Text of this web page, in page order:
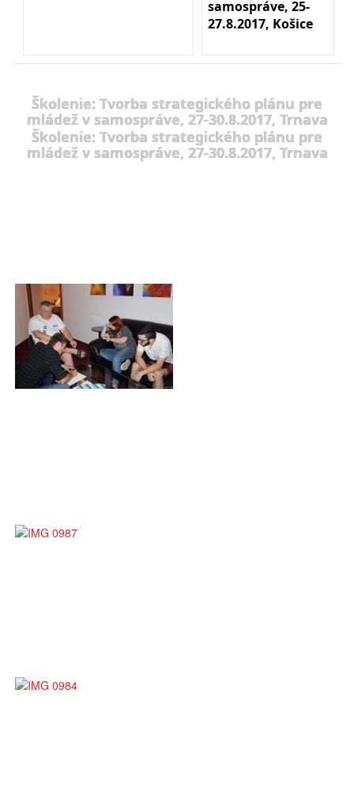
samospráve, 25-
27.8.2017, Košice
Školenie: Tvorba strategického plánu pre
mládež v samospráve, 27-30.8.2017, Trnava
Školenie: Tvorba strategického plánu pre
mládež v samospráve, 27-30.8.2017, Trnava